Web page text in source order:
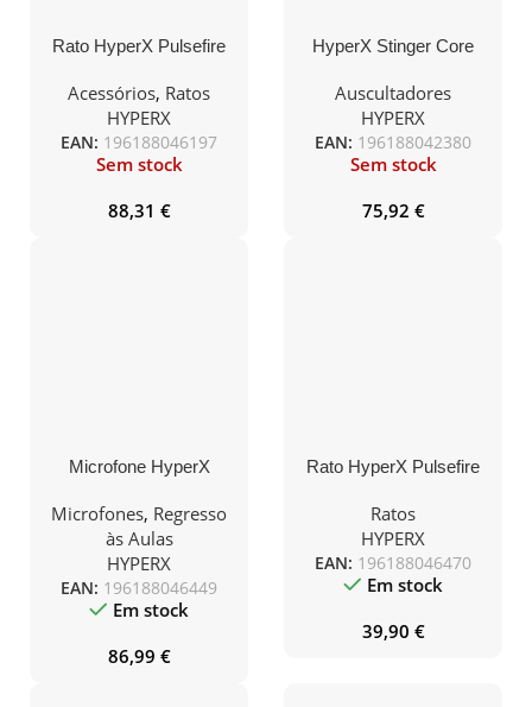
Rato HyperX Pulsefire
16000DPI Preto
Acessórios, Ratos
HYPERX
EAN: 196188046197
Sem stock
88,31 €
HyperX Stinger Core
BK/G
Auscultadores
HYPERX
EAN: 196188042380
Sem stock
75,92 €
Microfone HyperX
Preto
Microfones, Regresso
às Aulas
HYPERX
EAN: 196188046449
Em stock
86,99 €
Rato HyperX Pulsefire
Preto/Vermelho
Ratos
HYPERX
EAN: 196188046470
Em stock
39,90 €